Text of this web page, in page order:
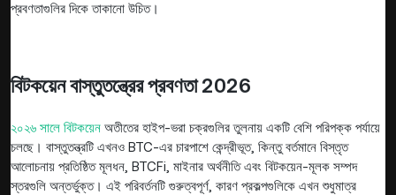
প্রবণতাগুলির দিকে তাকানো উচিত।
বিটকয়েন বাস্তুতন্ত্রের প্রবণতা 2026
২০২৬ সালে বিটকয়েন অতীতের হাইপ-ভরা চক্রগুলির তুলনায় একটি বেশি পরিপক্ক পর্যায়ে
চলছে। বাস্তুতন্ত্রটি এখনও BTC-এর চারপাশে কেন্দ্রীভূত, কিন্তু বর্তমানে বিস্তৃত
আলোচনায় প্রতিষ্ঠিত মূলধন, BTCFi, মাইনার অর্থনীতি এবং বিটকয়েন-মূলক সম্পদ
স্তরগুলি অন্তর্ভুক্ত। এই পরিবর্তনটি গুরুত্বপূর্ণ, কারণ প্রকল্পগুলিকে এখন শুধুমাত্র